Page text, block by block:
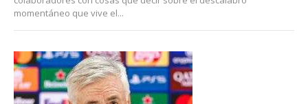
momentáneo que vive el...